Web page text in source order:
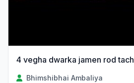
4 vegha dwarka jamen rod tach
Bhimshibhai Ambaliya